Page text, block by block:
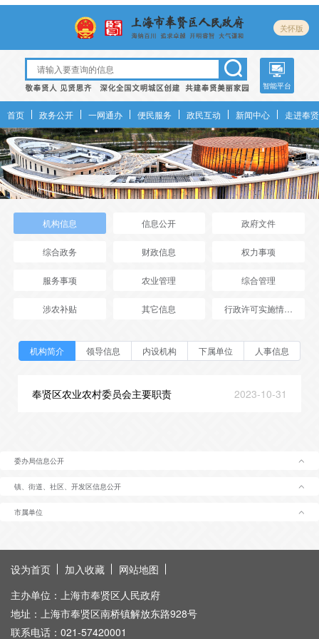
关怀版
智能平台
首页 政务公开 一网通办 便民服务 政民互动 新闻中心 走进奉贤
机构信息 信息公开 政府文件
综合政务 财政信息 权力事项
服务事项 农业管理 综合管理
涉农补贴 其它信息 行政许可实施情况年报
机构简介 领导信息 内设机构 下属单位 人事信息
奉贤区农业农村委员会主要职责 2023-10-31
委办局信息公开
镇、街道、社区、开发区信息公开
市属单位
设为首页 加入收藏
网站地图
主办单位：上海市奉贤区人民政府
地址：上海市奉贤区南桥镇解放东路928号
联系电话：021-57420001